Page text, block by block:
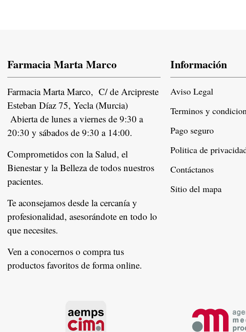
Farmacia Marta Marco
Farmacia Marta Marco, C/ de Arcipreste
Esteban Díaz 75, Yecla (Murcia)
Abierta de lunes a viernes de 9:30 a
20:30 y sábados de 9:30 a 14:00.
Comprometidos con la Salud, el
Bienestar y la Belleza de todos nuestros
pacientes.
Te aconsejamos desde la cercanía y
profesionalidad, asesorándote en todo lo
que necesites.
Ven a conocernos o compra tus
productos favoritos de forma online.
Información
Aviso Legal
Terminos y
Pago seguro
Politica de
Contáctanos
Sitio del mapa